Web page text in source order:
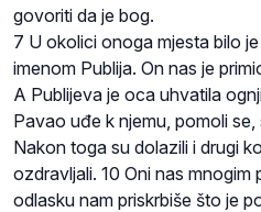
govoriti da je bog.
7 U okolici onoga mjesta bilo
imenom Publija. On nas je
A Publijeva je oca uhvatila
Pavao uđe k njemu, pomoli
Nakon toga su dolazili i drugi
ozdravljali. 10 Oni nas
odlasku nam priskrbiše što je